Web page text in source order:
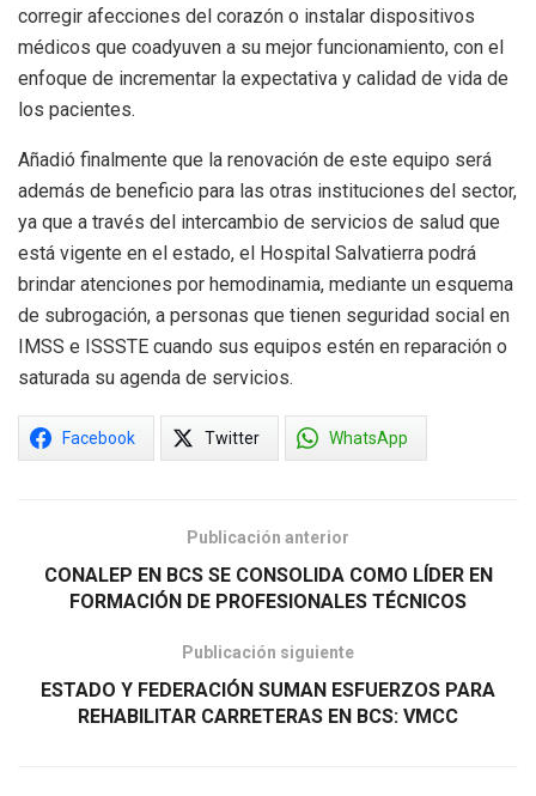
corregir afecciones del corazón o instalar dispositivos
médicos que coadyuven a su mejor funcionamiento, con el
enfoque de incrementar la expectativa y calidad de vida de
los pacientes.
Añadió finalmente que la renovación de este equipo será
además de beneficio para las otras instituciones del sector,
ya que a través del intercambio de servicios de salud que
está vigente en el estado, el Hospital Salvatierra podrá
brindar atenciones por hemodinamia, mediante un esquema
de subrogación, a personas que tienen seguridad social en
IMSS e ISSSTE cuando sus equipos estén en reparación o
saturada su agenda de servicios.
Facebook Twitter WhatsApp
Publicación anterior
CONALEP EN BCS SE CONSOLIDA COMO LÍDER EN
FORMACIÓN DE PROFESIONALES TÉCNICOS
Publicación siguiente
ESTADO Y FEDERACIÓN SUMAN ESFUERZOS PARA
REHABILITAR CARRETERAS EN BCS: VMCC